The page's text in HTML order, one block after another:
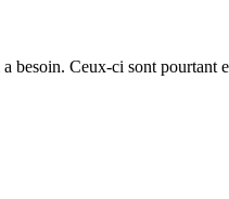
Ceux-ci sont pourtant